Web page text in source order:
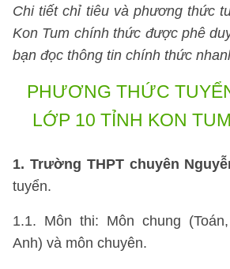
Chi tiết chỉ tiêu và phương thức
Kon Tum chính thức được phê
bạn đọc thông tin chính thức
PHƯƠNG THỨC
LỚP 10 TỈNH KON
1. Trường THPT chuyên
tuyển.
1.1. Môn thi: Môn chung
Anh) và môn chuyên.